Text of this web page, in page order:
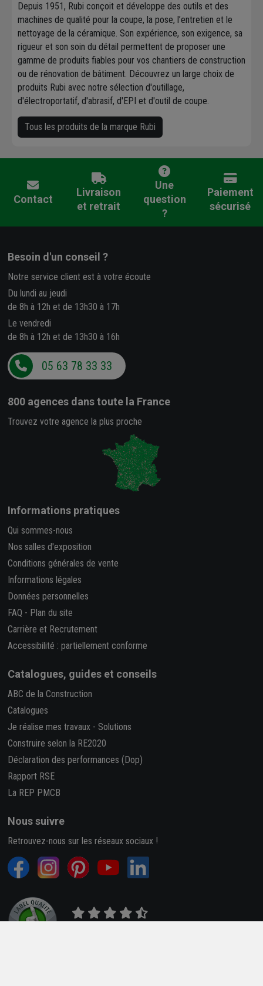
Depuis 1951, Rubi conçoit et développe des outils et des
machines de qualité pour la coupe, la pose, l’entretien et le
nettoyage de la céramique. Son expérience, son exigence, sa
rigueur et son soin du détail permettent de proposer une
gamme de produits fiables pour vos chantiers de construction
ou de rénovation de bâtiment. Découvrez un large choix de
produits Rubi avec notre sélection d'outillage,
d'électroportatif, d'abrasif, d'EPI et d'outil de coupe.
Tous les produits de la marque Rubi
Contact
Livraison
et retrait
Une
question
?
Paiement
sécurisé
Besoin d'un conseil ?
Notre service client est à votre écoute
Du lundi au jeudi
de 8h à 12h et de 13h30 à 17h
Le vendredi
de 8h à 12h et de 13h30 à 16h
05 63 78 33 33
800 agences dans toute la France
Trouvez votre agence la plus proche
Informations pratiques
Qui sommes-nous
Nos salles d'exposition
Conditions générales de vente
Informations légales
Données personnelles
FAQ - Plan du site
Carrière et Recrutement
Accessibilité : partiellement conforme
Catalogues, guides et conseils
ABC de la Construction
Catalogues
Je réalise mes travaux - Solutions
Construire selon la RE2020
Déclaration des performances (Dop)
Rapport RSE
La REP PMCB
Nous suivre
Retrouvez-nous sur les réseaux sociaux !